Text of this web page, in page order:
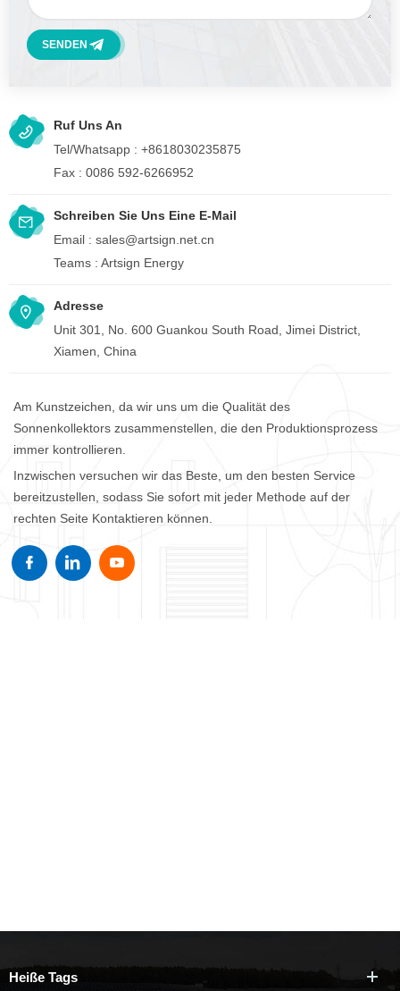
Ruf Uns An
Tel/Whatsapp : +8618030235875
Fax : 0086 592-6266952
Schreiben Sie Uns Eine E-Mail
Email : sales@artsign.net.cn
Teams : Artsign Energy
Adresse
Unit 301, No. 600 Guankou South Road, Jimei District,
Xiamen, China
Am Kunstzeichen, da wir uns um die Qualität des
Sonnenkollektors zusammenstellen, die den Produktionsprozess
immer kontrollieren.
Inzwischen versuchen wir das Beste, um den besten Service
bereitzustellen, sodass Sie sofort mit jeder Methode auf der
rechten Seite Kontaktieren können.
Heiße Tags